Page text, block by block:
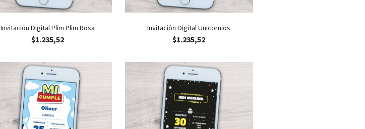
Invitación Digital Plim Plim Rosa
$1.235,52
Invitación Digital Unicornios
$1.235,52